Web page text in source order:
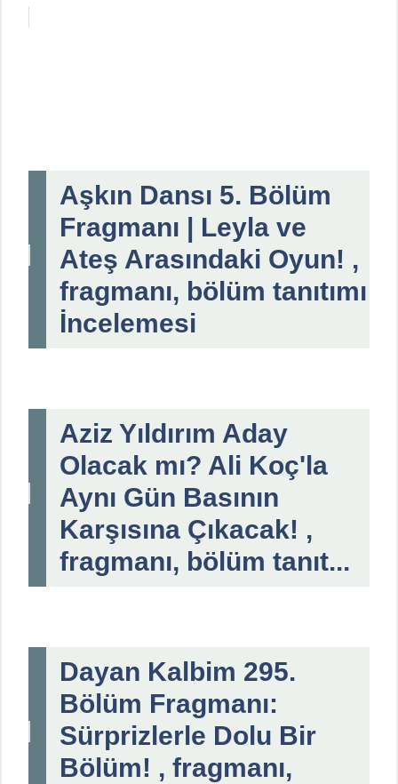
Aşkın Dansı 5. Bölüm
Fragmanı | Leyla ve
Ateş Arasındaki Oyun! ,
fragmanı, bölüm tanıtımı
İncelemesi
Aziz Yıldırım Aday
Olacak mı? Ali Koç'la
Aynı Gün Basının
Karşısına Çıkacak! ,
fragmanı, bölüm tanıt...
Dayan Kalbim 295.
Bölüm Fragmanı:
Sürprizlerle Dolu Bir
Bölüm! , fragmanı,